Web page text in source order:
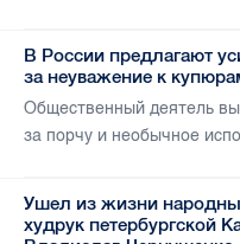
В России предлагают
за неуважение к
Общественный деятель
за порчу и необычное
Ушел из жизни
худрук петербургской